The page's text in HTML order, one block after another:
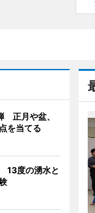
正月や盆、
を当てる
13度の湧水と